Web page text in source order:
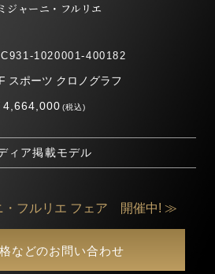
ジャーニ・フルリエ
1020001-400182
スポーツ クロノグラフ
4,664,000(税込)
ィア掲載モデル
・フルリエ フェア 開催中! ≫
などのお問い合わせ